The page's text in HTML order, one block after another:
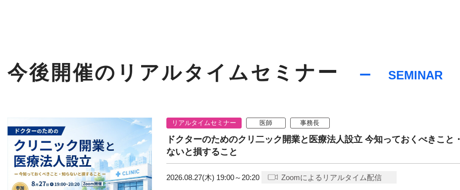
今後開催のリアルタイムセミナー SEMINAR
リアルタイムセミナー 医師 事務長
ドクターのためのクリ二ック開業と医療法人設立 今知っておくべきこと
ないと損すること
2026.08.27(木) 19:00～20:20 Zoomによるリアルタイム配信